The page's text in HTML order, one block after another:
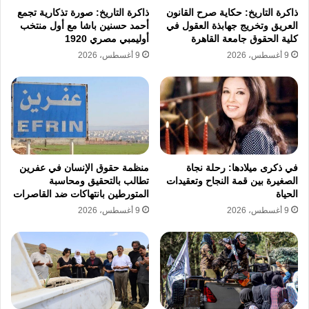
للولايات المتحدة في منطقة الشرق الأوسط. هذا
الدور يمنحها امتيازات دبلوماسية غير مسبوقة
تضعها في موقع المبتز الإيجابي للقوى الغربية التي
باتت تخشى غياب التنسيق مع العاصمة التركية.
تتجاوز الطموحات التركية مجرد تأمين الحدود،
حيث تسعى القيادة إلى استخدام نفوذها ضمن
الحلف كرافعة لتحقيق طموحات إقليمية أوسع،
خاصة في ظل تزايد التهديدات الأمنية التي تواجهها
القارة الأوروبية من الشرق. إن نجاح استراتيجية
تركيا الجديدة لفرض الهيمنة العسكرية والسياسية
داخل حلف شمال الأطلسي يعتمد بشكل أساسي
على القدرة على الموازنة بين المصالح المتضاربة
ذاكرة التاريخ: حكاية صرح القانون
العريق وتخريج جهابذة العقول في
كلية الحقوق جامعة القاهرة
9 أغسطس، 2026
ذاكرة التاريخ: صورة تذكارية تجمع
أحمد حسنين باشا مع أول منتخب
أوليمبي مصري 1920
9 أغسطس، 2026
في ذكرى ميلادها: رحلة نجاة
الصغيرة بين قمة النجاح وتعقيدات
الحياة
9 أغسطس، 2026
منظمة حقوق الإنسان في عفرين
تطالب بالتحقيق ومحاسبة
المتورطين بانتهاكات ضد القاصرات
9 أغسطس، 2026